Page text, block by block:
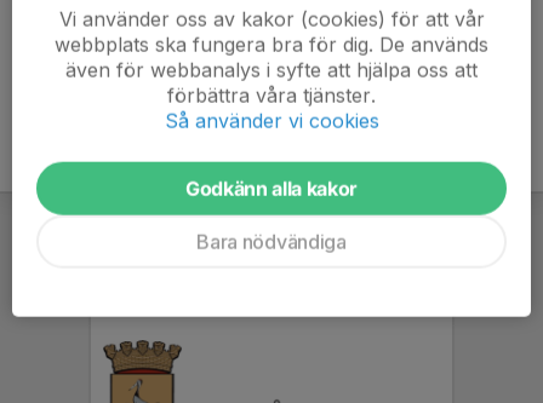
Kommentarer
Vi använder oss av kakor (cookies) för att vår
webbplats ska fungera bra för dig. De används
även för webbanalys i syfte att hjälpa oss att
förbättra våra tjänster.
Så använder vi cookies
Godkänn alla kakor
Bara nödvändiga